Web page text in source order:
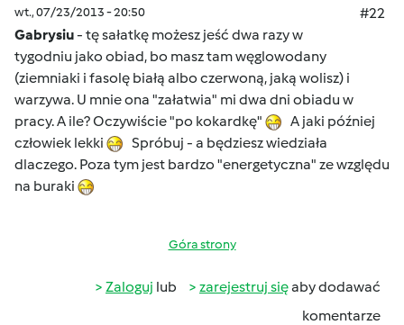
wt., 07/23/2013 - 20:50
#22
Gabrysiu- tę sałatkę możesz jeść dwa razy w
tygodniu jako obiad, bo masz tam węglowodany
(ziemniaki i fasolę białą albo czerwoną, jaką wolisz) i
warzywa. U mnie ona "załatwia" mi dwa dni obiadu w
pracy. A ile? Oczywiście "po kokardkę"
A jaki później
człowiek lekki
Spróbuj - a będziesz wiedziała
dlaczego. Poza tym jest bardzo "energetyczna" ze względu
na buraki
Góra strony
Zaloguj lub zarejestruj sięaby dodawać
komentarze